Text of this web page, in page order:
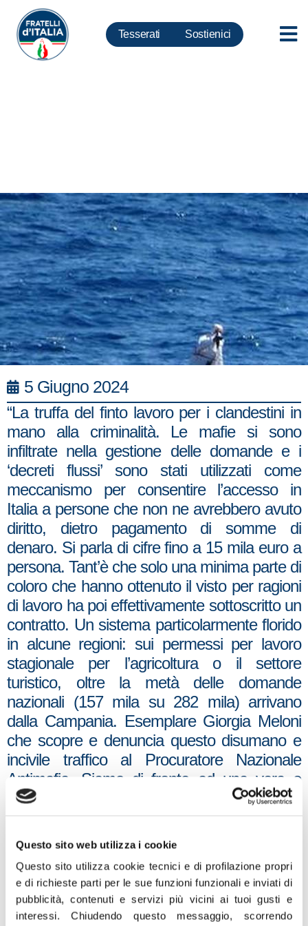
Questo sito web utilizza i cookie
Questo sito utilizza cookie tecnici e di profilazione propri
e di richieste parti per le sue funzioni funzionali e inviati di
pubblicità, contenuti e servizi più vicini ai tuoi gusti e
interessi.Chiudendo questo messaggio, scorrendo
Tesserati Sostienici
5 Giugno 2024
“La truffa del finto lavoro per i clandestini in
mano alla criminalità. Le mafie si sono
infiltrate nella gestione delle domande e i
‘decreti flussi’ sono stati utilizzati come
meccanismo per consentire l’accesso in
Italia a persone che non ne avrebbero avuto
diritto, dietro pagamento di somme di
denaro. Si parla di cifre fino a 15 mila euro a
persona. Tant’è che solo una minima parte di
coloro che hanno ottenuto il visto per ragioni
di lavoro ha poi effettivamente sottoscritto un
contratto. Un sistema particolarmente florido
in alcune regioni: sui permessi per lavoro
stagionale per l’agricoltura o il settore
turistico, oltre la metà delle domande
nazionali (157 mila su 282 mila) arrivano
dalla Campania. Esemplare Giorgia Meloni
che scopre e denuncia questo disumano e
incivile traffico al Procuratore Nazionale
Antimafia. Siamo di fronte ad una vera e
propria frode attraverso l’aggiramento delle
pesante interferenza del crimine organizzato.
Pratiche che tra l’altro rischiano di vanificare
il grande lavoro del governo che ha
permesso di abbattere del 60% gli arrivi
illegali rispetto allo stesso periodo dello